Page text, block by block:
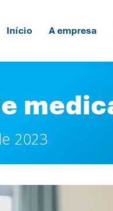
Início A empresa
2023